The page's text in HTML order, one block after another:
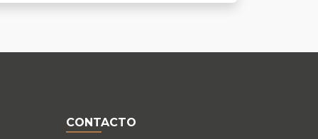
CONTACTO